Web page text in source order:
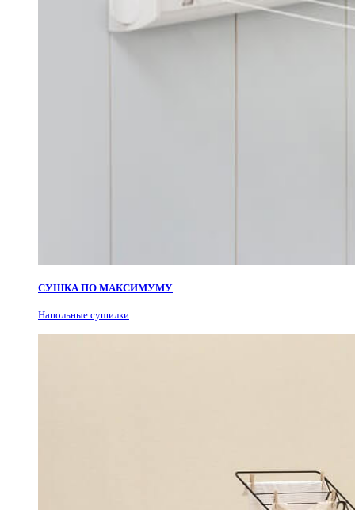
СУШКА ПО МАКСИМУМУ
Напольные сушилки